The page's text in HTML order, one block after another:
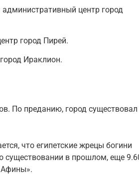
центр город
город Пирей.
Ираклион.
По преданию, город существовал
что египетские жрецы богини
существовании в прошлом, еще